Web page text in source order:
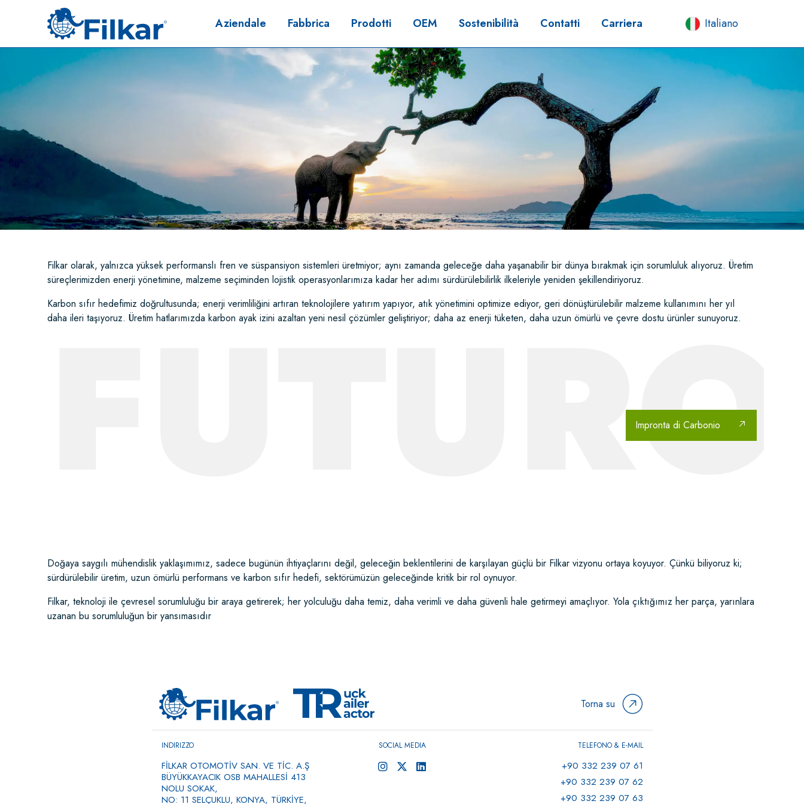
Aziendale Fabbrica Prodotti OEM Sostenibilità Contatti Carriera Italiano
Filkar olarak, yalnızca yüksek performanslı fren ve süspansiyon sistemleri üretmiyor; aynı zamanda geleceğe daha yaşanabilir bir dünya bırakmak için sorumluluk alıyoruz. Üretim
süreçlerimizden enerji yönetimine, malzeme seçiminden lojistik operasyonlarımıza kadar her adımı sürdürülebilirlik ilkeleriyle yeniden şekillendiriyoruz.
Karbon sıfır hedefimiz doğrultusunda; enerji verimliliğini artıran teknolojilere yatırım yapıyor, atık yönetimini optimize ediyor, geri dönüştürülebilir malzeme kullanımını her yıl
daha ileri taşıyoruz. Üretim hatlarımızda karbon ayak izini azaltan yeni nesil çözümler geliştiriyor; daha az enerji tüketen, daha uzun ömürlü ve çevre dostu ürünler sunuyoruz.
FUTURO
Impronta di Carbonio
Doğaya saygılı mühendislik yaklaşımımız, sadece bugünün ihtiyaçlarını değil, geleceğin beklentilerini de karşılayan güçlü bir Filkar vizyonu ortaya koyuyor. Çünkü biliyoruz ki;
sürdürülebilir üretim, uzun ömürlü performans ve karbon sıfır hedefi, sektörümüzün geleceğinde kritik bir rol oynuyor.
Filkar, teknoloji ile çevresel sorumluluğu bir araya getirerek; her yolculuğu daha temiz, daha verimli ve daha güvenli hale getirmeyi amaçlıyor. Yola çıktığımız her parça, yarınlara
uzanan bu sorumluluğun bir yansımasıdır
Torna su
SOCIAL MEDIA
INDIRIZZO
FİLKAR OTOMOTİV SAN. VE TİC. A.Ş
BÜYÜKKAYACIK OSB MAHALLESİ 413
NOLU SOKAK,
NO: 11 SELÇUKLU, KONYA, TÜRKİYE,
TELEFONO & E-MAIL
+90 332 239 07 61
+90 332 239 07 62
+90 332 239 07 63